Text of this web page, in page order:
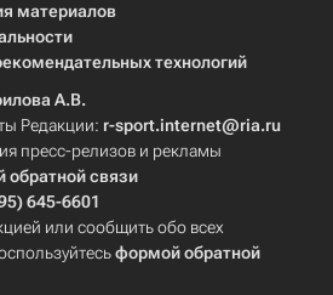
материалов
технологий
А.В.
Редакции: r-sport.internet@ria.ru
пресс-релизов и рекламы
обратной связи
645-6601
или сообщить обо всех
формой обратной